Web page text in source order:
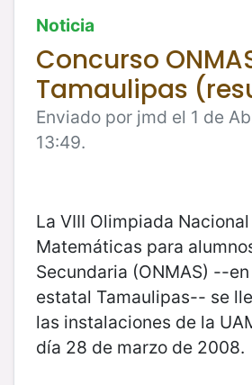
Noticia
Concurso
Tamaulipas
Enviado por jmd el 1 de
13:49.
La VIII Olimpiada
Matemáticas para
Secundaria (ONMAS) --
estatal Tamaulipas-- se
las instalaciones de la
día 28 de marzo de 2008.